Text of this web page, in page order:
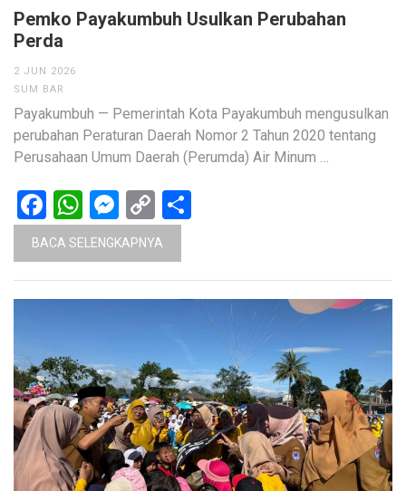
Pemko Payakumbuh Usulkan Perubahan
Perda
2 JUN 2026
SUM BAR
Payakumbuh — Pemerintah Kota Payakumbuh mengusulkan
perubahan Peraturan Daerah Nomor 2 Tahun 2020 tentang
Perusahaan Umum Daerah (Perumda) Air Minum …
Facebook
WhatsApp
Messenger
Copy
Link
BACA SELENGKAPNYA